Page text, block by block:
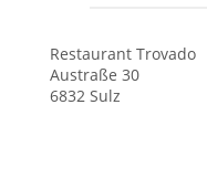
Restaurant Trovado
Austraße 30
6832 Sulz